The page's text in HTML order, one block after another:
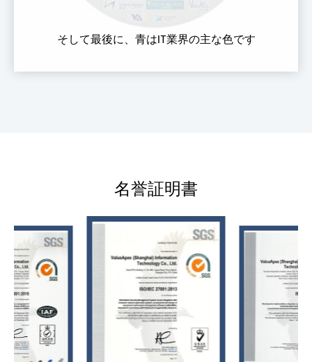
そして最後に、青はIT業界の主な色です
名誉証明書